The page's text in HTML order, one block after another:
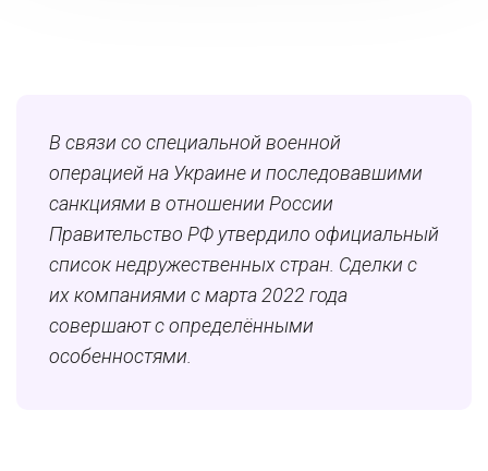
В связи со специальной военной
операцией на Украине и последовавшими
санкциями в отношении России
Правительство РФ утвердило официальный
список недружественных стран. Сделки с
их компаниями с марта 2022 года
совершают с определёнными
особенностями.